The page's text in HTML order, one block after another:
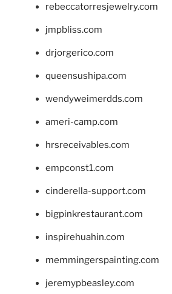
rebeccatorresjewelry.com
jmpbliss.com
drjorgerico.com
queensushipa.com
wendyweimerdds.com
ameri-camp.com
hrsreceivables.com
empconst1.com
cinderella-support.com
bigpinkrestaurant.com
inspirehuahin.com
memmingerspainting.com
jeremypbeasley.com